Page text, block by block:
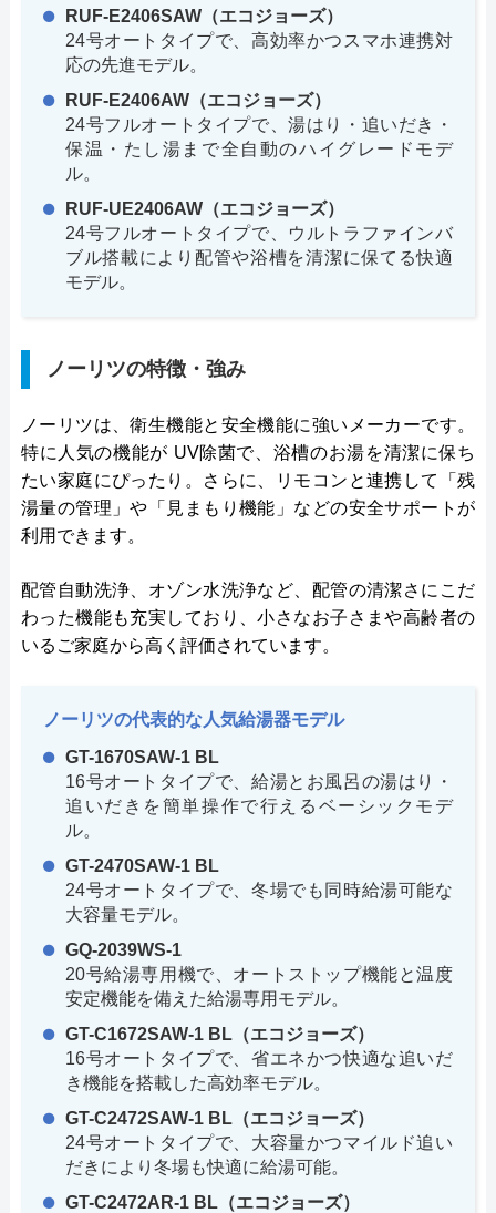
RUF-E2406SAW（エコジョーズ）
24号オートタイプで、高効率かつスマホ連携対
応の先進モデル。
RUF-E2406AW（エコジョーズ）
24号フルオートタイプで、湯はり・追いだき・
保温・たし湯まで全自動のハイグレードモデ
ル。
RUF-UE2406AW（エコジョーズ）
24号フルオートタイプで、ウルトラファインバ
ブル搭載により配管や浴槽を清潔に保てる快適
モデル。
ノーリツの特徴・強み
ノーリツは、衛生機能と安全機能に強いメーカーです。
特に人気の機能が UV除菌で、浴槽のお湯を清潔に保ち
たい家庭にぴったり。さらに、リモコンと連携して「残
湯量の管理」や「見まもり機能」などの安全サポートが
利用できます。
配管自動洗浄、オゾン水洗浄など、配管の清潔さにこだ
わった機能も充実しており、小さなお子さまや高齢者の
いるご家庭から高く評価されています。
ノーリツの代表的な人気給湯器モデル
GT-1670SAW-1 BL
16号オートタイプで、給湯とお風呂の湯はり・
追いだきを簡単操作で行えるベーシックモデ
ル。
GT-2470SAW-1 BL
24号オートタイプで、冬場でも同時給湯可能な
大容量モデル。
GQ-2039WS-1
20号給湯専用機で、オートストップ機能と温度
安定機能を備えた給湯専用モデル。
GT-C1672SAW-1 BL（エコジョーズ）
16号オートタイプで、省エネかつ快適な追いだ
き機能を搭載した高効率モデル。
GT-C2472SAW-1 BL（エコジョーズ）
24号オートタイプで、大容量かつマイルド追い
だきにより冬場も快適に給湯可能。
GT-C2472AR-1 BL（エコジョーズ）